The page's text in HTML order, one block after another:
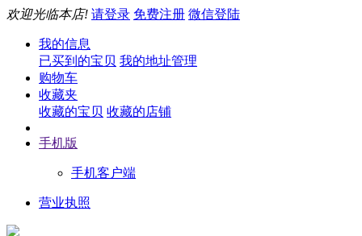
欢迎光临本店! 请登录 免费注册 微信登陆
我的信息
已买到的宝贝 我的地址管理
购物车
收藏夹
收藏的宝贝 收藏的店铺
手机版
手机客户端
营业执照